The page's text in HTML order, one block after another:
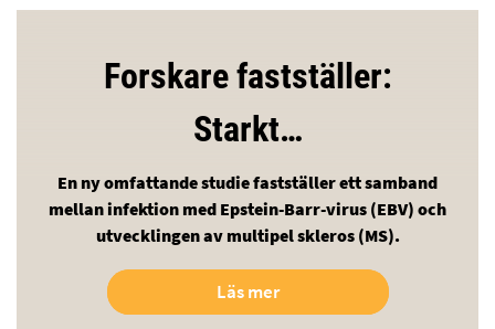
Forskare fastställer:
Starkt…
En ny omfattande studie fastställer ett samband
mellan infektion med Epstein-Barr-virus (EBV) och
utvecklingen av multipel skleros (MS).
Läs mer